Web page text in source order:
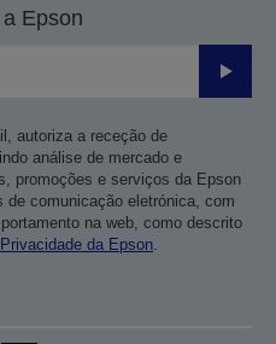
Epson
Enviar
autoriza a receção de
análise de mercado e
promoções e serviços da Epson
comunicação eletrónica, com
na web, como descrito
da Epson.